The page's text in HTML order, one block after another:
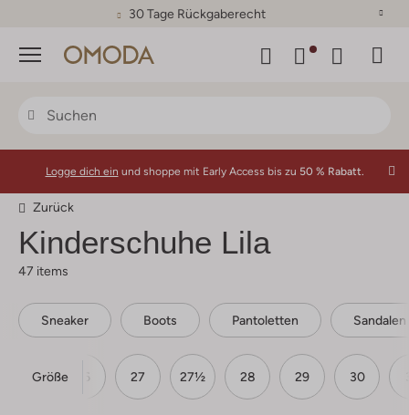
30 Tage Rückgaberecht
Menü
Logge dich ein und shoppe mit Early Access bis zu 50 % Rabatt.
Zurück
Kinderschuhe Lila
47 items
Sneaker Boots Pantoletten Sandalen
Größe
25 26 27 27½ 28 29 30